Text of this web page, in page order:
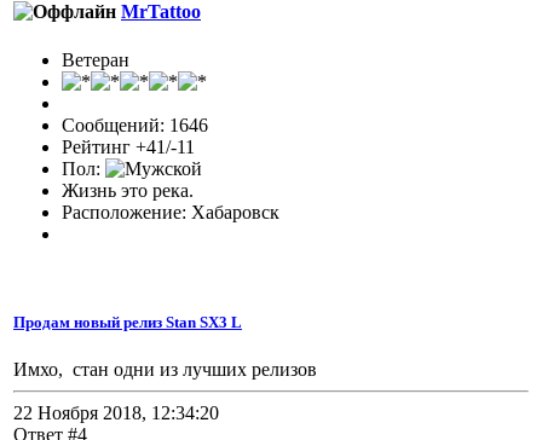
MrTattoo
Ветеран
Сообщений: 1646
Рейтинг +41/-11
Пол:
Жизнь это река.
Расположение: Хабаровск
Продам новый релиз Stan SX3 L
Имхо, стан одни из лучших релизов
22 Ноября 2018, 12:34:20
Ответ #4